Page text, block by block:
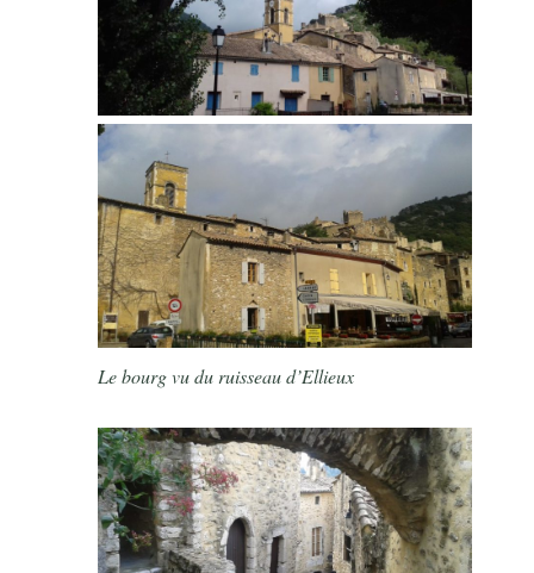
Le bourg vu du ruisseau d’Ellieux